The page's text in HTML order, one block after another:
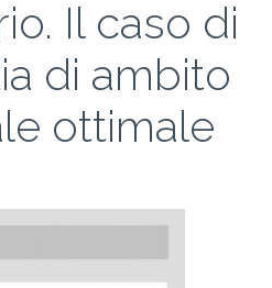
Il caso di
di ambito
ottimale